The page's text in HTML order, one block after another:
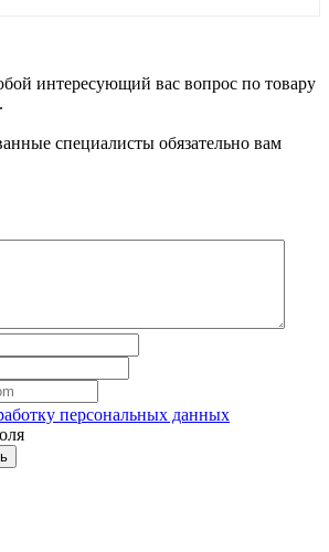
интересующий вас вопрос по товару
специалисты обязательно вам
персональных данных